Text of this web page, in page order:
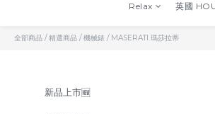
Relax 英國
全部商品 / 精選商品 / 機械錶 / MASERATI 瑪莎拉蒂
新品上市🆕